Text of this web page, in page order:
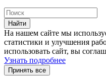
Найти
На нашем сайте мы
статистики и улучшения
использовать сайт, вы
Узнать подробнее
Принять все